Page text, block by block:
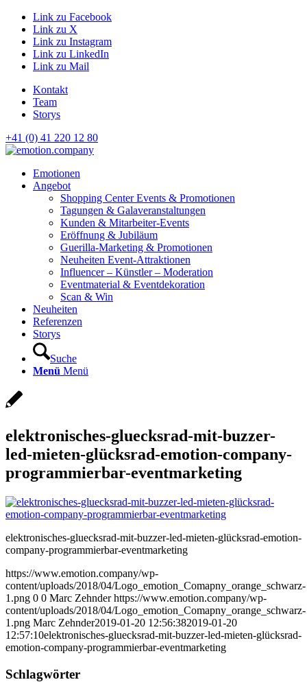
Link zu Facebook
Link zu X
Link zu Instagram
Link zu LinkedIn
Link zu Mail
Kontakt
Team
Storys
+41 (0) 41 220 12 80
Hauptnavigation
Emotionen
Angebot
Shopping Center Events & Promotionen
Tagungen & Galaveranstaltungen
Kunden & Mitarbeiter-Events
Eröffnung & Jubiläum
Guerilla-Marketing & Promotionen
Neuheiten Event-Attraktionen
Influencer – Künstler – Moderation
Eventmaterial & Eventdekoration
Scan & Win
Neuheiten
Referenzen
Storys
Suche
Menü Menü
elektronisches-gluecksrad-mit-buzzer-
led-mieten-glücksrad-emotion-company-
programmierbar-eventmarketing
elektronisches-gluecksrad-mit-buzzer-led-mieten-glücksrad-emotion-
company-programmierbar-eventmarketing
https://www.emotion.company/wp-
content/uploads/2018/04/Logo_emotion_Comapny_orange_schwarz-
1.png 0 0 Marc Zehnder https://www.emotion.company/wp-
content/uploads/2018/04/Logo_emotion_Comapny_orange_schwarz-
1.png Marc Zehnder2019-01-20 12:56:382019-01-20
12:57:10elektronisches-gluecksrad-mit-buzzer-led-mieten-glücksrad-
emotion-company-programmierbar-eventmarketing
Schlagwörter